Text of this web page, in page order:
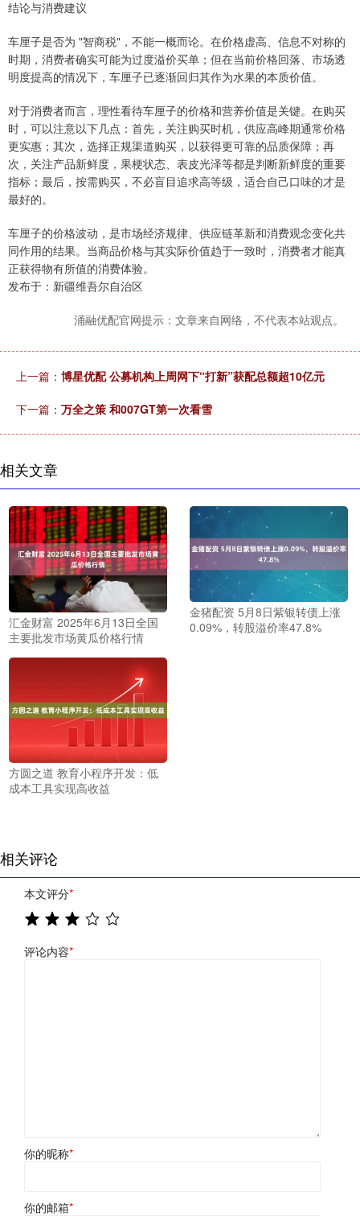
结论与消费建议
车厘子是否为 "智商税"，不能一概而论。在价格虚高、信息不对称的
时期，消费者确实可能为过度溢价买单；但在当前价格回落、市场透
明度提高的情况下，车厘子已逐渐回归其作为水果的本质价值。
对于消费者而言，理性看待车厘子的价格和营养价值是关键。在购买
时，可以注意以下几点：首先，关注购买时机，供应高峰期通常价格
更实惠；其次，选择正规渠道购买，以获得更可靠的品质保障；再
次，关注产品新鲜度，果梗状态、表皮光泽等都是判断新鲜度的重要
指标；最后，按需购买，不必盲目追求高等级，适合自己口味的才是
最好的。
车厘子的价格波动，是市场经济规律、供应链革新和消费观念变化共
同作用的结果。当商品价格与其实际价值趋于一致时，消费者才能真
正获得物有所值的消费体验。
发布于：新疆维吾尔自治区
涌融优配官网提示：文章来自网络，不代表本站观点。
上一篇： 博星优配 公募机构上周网下“打新”获配总额超10亿元
下一篇： 万全之策 和007GT第一次看雪
相关文章
汇金财富 2025年6月13日全国
主要批发市场黄瓜价格行情
金猪配资 5月8日紫银转债上涨
0.09%，转股溢价率47.8%
方圆之道 教育小程序开发：低
成本工具实现高收益
相关评论
本文评分*
评论内容*
你的昵称*
你的邮箱*